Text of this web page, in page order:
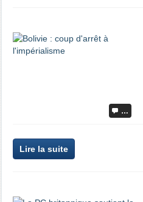
…
Lire la suite